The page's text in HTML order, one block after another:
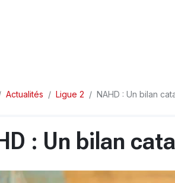
Actualités Ligue 2 NAHD : Un bilan
: Un bilan